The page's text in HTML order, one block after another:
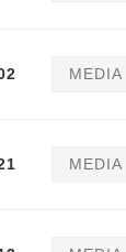
MEDIA
MEDIA